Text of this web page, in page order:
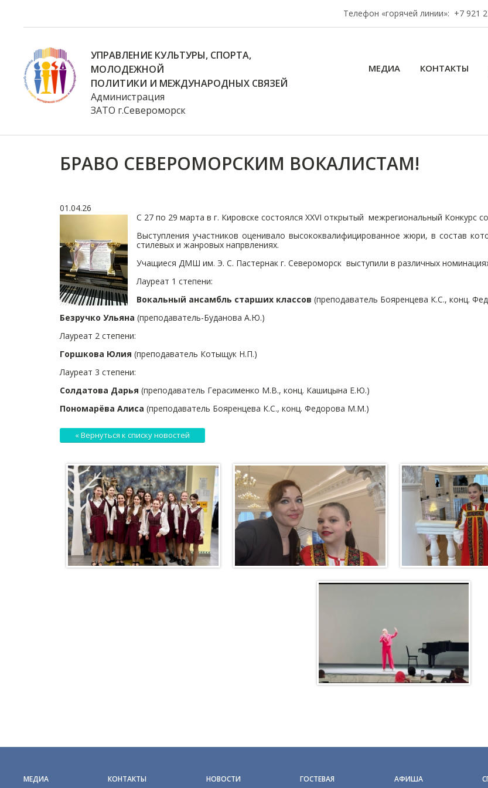
Телефон «горячей линии»: +7 921
УПРАВЛЕНИЕ КУЛЬТУРЫ, СПОРТА,
МОЛОДЕЖНОЙ
ПОЛИТИКИ И МЕЖДУНАРОДНЫХ СВЯЗЕЙ
Администрация
ЗАТО г.Североморск
МЕДИА КОНТАКТЫ
БРАВО СЕВЕРОМОРСКИМ ВОКАЛИСТАМ!
01.04.26
С 27 по 29 марта в г. Кировске состоялся XXVI открытый межрегиональный Конкурс
Выступления участников оценивало высококвалифицированное жюри, в состав
стилевых и жанровых напрвлениях.
Учащиеся ДМШ им. Э. С. Пастернак г. Североморск выступили в различных
Лауреат 1 степени:
Вокальный ансамбль старших классов (преподаватель Бояренцева К.С., конц.
Безручко Ульяна (преподаватель-Буданова А.Ю.)
Лауреат 2 степени:
Горшкова Юлия (преподаватель Котыщук Н.П.)
Лауреат 3 степени:
Солдатова Дарья (преподаватель Герасименко М.В., конц. Кашицына Е.Ю.)
Пономарёва Алиса (преподаватель Бояренцева К.С., конц. Федорова М.М.)
« Вернуться к списку новостей
МЕДИА КОНТАКТЫ НОВОСТИ ГОСТЕВАЯ АФИША